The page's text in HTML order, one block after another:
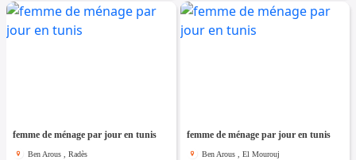
femme de ménage par jour en tunis
Ben Arous , Radès
femme de ménage par jour en tunis
Ben Arous , El Mourouj